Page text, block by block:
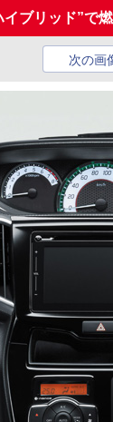
ブリッド”で
次の画